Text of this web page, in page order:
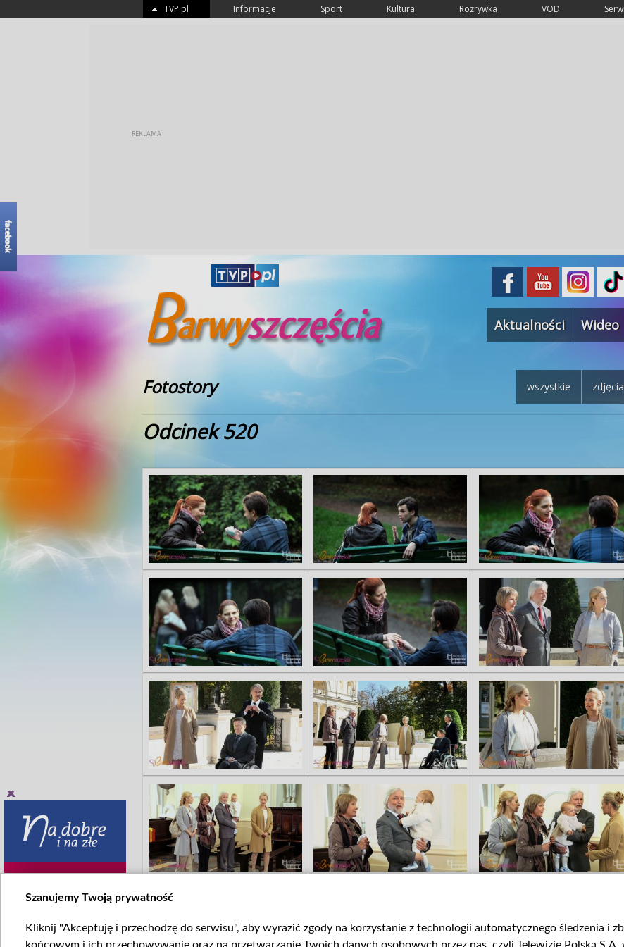
TVP.pl Informacje Sport Kultura Rozrywka VOD
Aktualności Wideo
Fotostory wszystkie
Odcinek 520
Szanujemy Twoją prywatność
Kliknij "Akceptuję i przechodzę do serwisu", aby wyrazić zgody na korzystanie z technologii automatycznego śledzenia i